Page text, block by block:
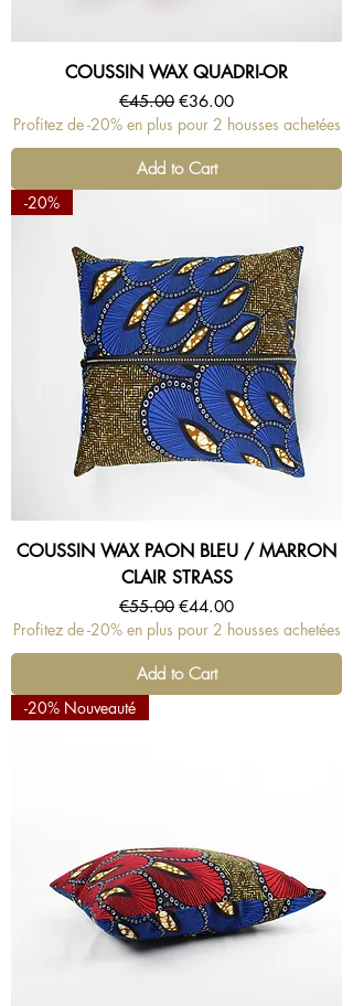
COUSSIN WAX QUADRI-OR
Regular Price
€45.00 Sale Price
€36.00
Profitez de -20% en plus pour 2 housses achetées
Add to Cart
-20%
COUSSIN WAX PAON BLEU / MARRON
CLAIR STRASS
Regular Price
€55.00 Sale Price
€44.00
Profitez de -20% en plus pour 2 housses achetées
Add to Cart
-20% Nouveauté